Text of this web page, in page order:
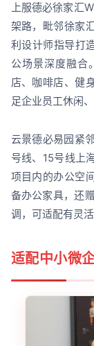
上服德必徐家汇
架路，毗邻徐家
利设计师指导打
公场景深度融合
店、咖啡店、健
足企业员工休闲
云景德必易园紧
号线、15号线上
项目内的办公空
备办公家具，还
调，可适配有灵
适配中小微